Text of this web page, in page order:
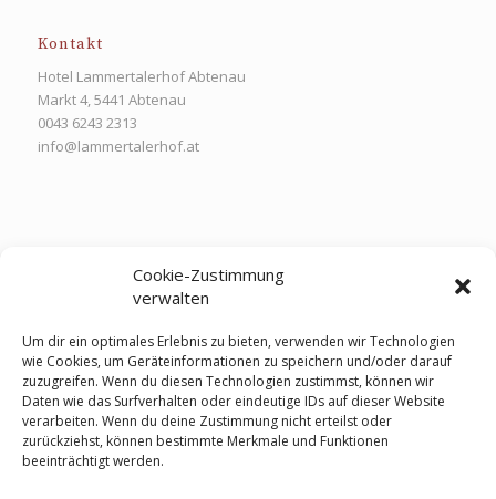
Cookie-Zustimmung
verwalten
Um dir ein optimales Erlebnis zu bieten, verwenden wir Technologien
wie Cookies, um Geräteinformationen zu speichern und/oder darauf
zuzugreifen. Wenn du diesen Technologien zustimmst, können wir
Daten wie das Surfverhalten oder eindeutige IDs auf dieser Website
verarbeiten. Wenn du deine Zustimmung nicht erteilst oder
zurückziehst, können bestimmte Merkmale und Funktionen
beeinträchtigt werden.
Kontakt
Hotel Lammertalerhof Abtenau
Markt 4, 5441 Abtenau
0043 6243 2313
info@lammertalerhof.at
Lammertalerhof Abtenau